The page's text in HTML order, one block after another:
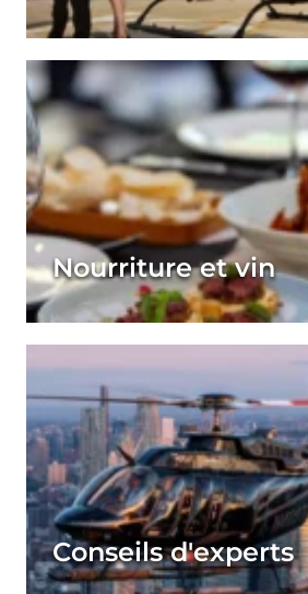
Nourriture et vin
Conseils d'experts